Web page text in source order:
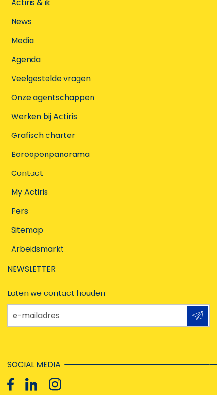
Actiris & ik
News
Media
Agenda
Veelgestelde vragen
Onze agentschappen
Werken bij Actiris
Grafisch charter
Beroepenpanorama
Contact
My Actiris
Pers
Sitemap
Arbeidsmarkt
NEWSLETTER
Laten we contact houden
e-mailadres
SOCIAL MEDIA